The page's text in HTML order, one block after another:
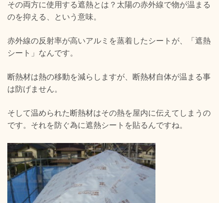
その両方に使用する遮熱とは？太陽の赤外線で物が温まる
のを抑える、という意味。
赤外線の反射率が高いアルミを蒸着したシートが、「遮熱
シート」なんです。
断熱材は熱の移動を減らしますが、断熱材自体が温まる事
は防げません。
そして温められた断熱材はその熱を屋内に伝えてしまうの
です。それを防ぐ為に遮熱シートを貼るんですね。